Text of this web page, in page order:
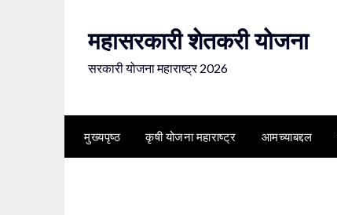
महासरकारी शेतकरी योजना
सरकारी योजना महाराष्ट्र 2026
मुख्यपृष्ठ कृषी योजना महाराष्ट्र आमच्याबद्दल